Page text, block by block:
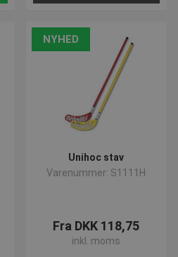
NYHED
Unihoc stav
Varenummer: S1111H
Fra DKK 118,75
inkl. moms